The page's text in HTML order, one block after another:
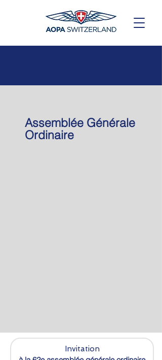
Assemblée Générale
Ordinaire
Invitation